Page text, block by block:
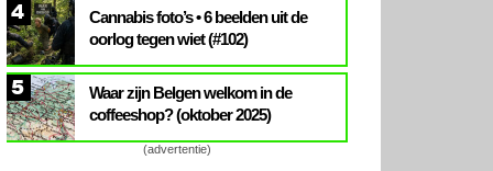
4
Cannabis foto’s • 6 beelden uit de
oorlog tegen wiet (#102)
5
Waar zijn Belgen welkom in de
coffeeshop? (oktober 2025)
(advertentie)